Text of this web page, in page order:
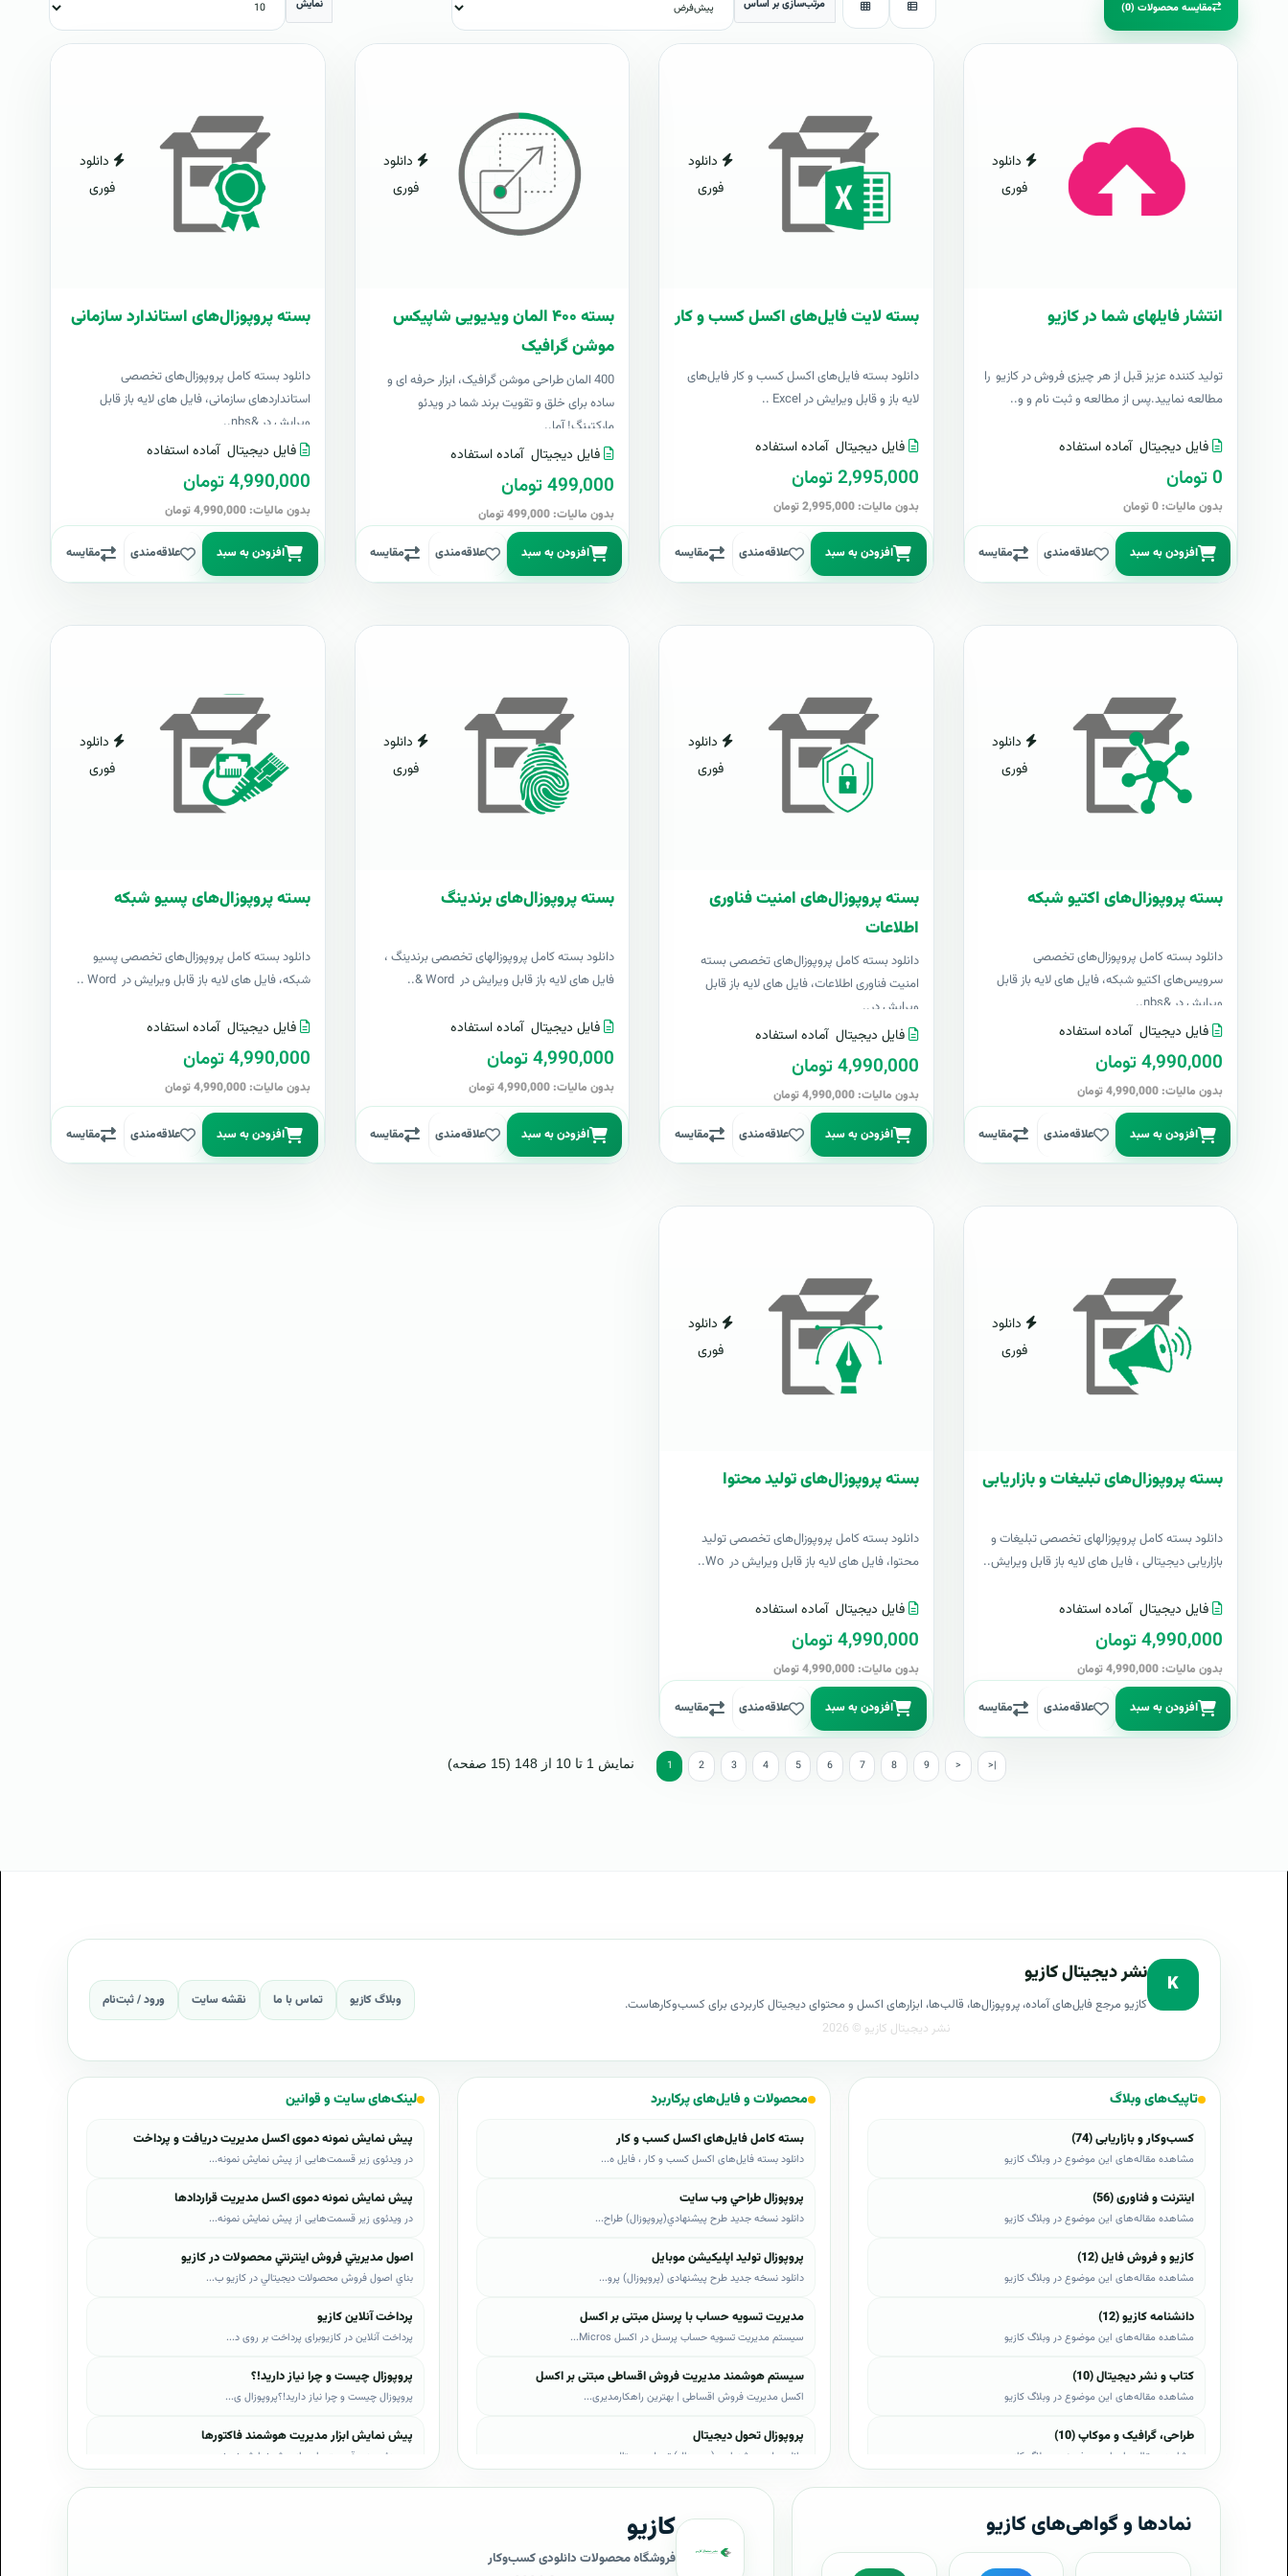
مقایسه محصولات (0) مرتب‌سازی بر اساس نمایش
دانلود
فوری
انتشار فایلهای شما در کازیو
توليد کننده عزيز قبل از هر چیزی فروش در کازیو را
مطالعه نمایید.پس از مطالعه و ثبت نام و و..
فایل دیجیتال آماده استفاده
0 تومان
بدون مالیات: 0 تومان
افزودن به سبد علاقه‌مندی مقایسه
دانلود
فوری
بسته لایت فایل‌های اکسل کسب و کار
دانلود بسته فایل‌های اکسل کسب و کار فایل‌های
لایه باز و قابل ویرایش در Excel ..
فایل دیجیتال آماده استفاده
2,995,000 تومان
بدون مالیات: 2,995,000 تومان
افزودن به سبد علاقه‌مندی مقایسه
دانلود
فوری
بسته ۴۰۰ المان ویدیویی شاپیکس
موشن گرافیک
400 المان طراحی موشن گرافیک، ابزار حرفه ای و
ساده برای خلق و تقویت برند شما در ویدئو
مارکتینگ! آما..
فایل دیجیتال آماده استفاده
499,000 تومان
بدون مالیات: 499,000 تومان
افزودن به سبد علاقه‌مندی مقایسه
دانلود
فوری
بسته پروپوزال‌های استاندارد سازمانی
دانلود بسته کامل پروپوزال‌های تخصصی
استانداردهای سازمانی، فایل های لایه باز قابل
ویرایش در &nbs..
فایل دیجیتال آماده استفاده
4,990,000 تومان
بدون مالیات: 4,990,000 تومان
افزودن به سبد علاقه‌مندی مقایسه
دانلود
فوری
بسته پروپوزال‌های اکتیو شبکه
دانلود بسته کامل پروپوزال‌های تخصصی
سرویس‌های اکتیو شبکه، فایل های لایه باز قابل
ویرایش در &nbs..
فایل دیجیتال آماده استفاده
4,990,000 تومان
بدون مالیات: 4,990,000 تومان
افزودن به سبد علاقه‌مندی مقایسه
دانلود
فوری
بسته پروپوزال‌های امنیت فناوری
اطلاعات
دانلود بسته کامل پروپوزال‌های تخصصی بسته
امنیت فناوری اطلاعات، فایل های لایه باز قابل
ویرایش در..
فایل دیجیتال آماده استفاده
4,990,000 تومان
بدون مالیات: 4,990,000 تومان
افزودن به سبد علاقه‌مندی مقایسه
دانلود
فوری
بسته پروپوزال‌های برندینگ
دانلود بسته کامل پروپوزالهای تخصصی برندینگ ،
فایل های لایه باز قابل ویرایش در Word &..
فایل دیجیتال آماده استفاده
4,990,000 تومان
بدون مالیات: 4,990,000 تومان
افزودن به سبد علاقه‌مندی مقایسه
دانلود
فوری
بسته پروپوزال‌های پسیو شبکه
دانلود بسته کامل پروپوزال‌های تخصصی پسیو
شبکه، فایل های لایه باز قابل ویرایش در Word ..
فایل دیجیتال آماده استفاده
4,990,000 تومان
بدون مالیات: 4,990,000 تومان
افزودن به سبد علاقه‌مندی مقایسه
دانلود
فوری
بسته پروپوزال‌های تبلیغات و بازاریابی
دانلود بسته کامل پروپوزالهای تخصصی تبلیغات و
بازاریابی دیجیتالی ، فایل های لایه باز قابل ویرایش..
فایل دیجیتال آماده استفاده
4,990,000 تومان
بدون مالیات: 4,990,000 تومان
افزودن به سبد علاقه‌مندی مقایسه
دانلود
فوری
بسته پروپوزال‌های تولید محتوا
دانلود بسته کامل پروپوزال‌های تخصصی تولید
محتوا، فایل های لایه باز قابل ویرایش در Wo..
فایل دیجیتال آماده استفاده
4,990,000 تومان
بدون مالیات: 4,990,000 تومان
افزودن به سبد علاقه‌مندی مقایسه
1 2 3 4 5 6 7 8 9 > >| نمایش 1 تا 10 از 148 (15 صفحه)
K نشر دیجیتال کازیو
کازیو مرجع فایل‌های آماده، پروپوزال‌ها، قالب‌ها، ابزارهای اکسل و محتوای دیجیتال کاربردی برای کسب‌وکارهاست. وبلاگ کازیو تماس با ما نقشه سایت ورود / ثبت‌نام
تاپیک‌های وبلاگ
کسب‌وکار و بازاریابی (74)
مشاهده مقاله‌های این موضوع در وبلاگ کازیو
اینترنت و فناوری (56)
مشاهده مقاله‌های این موضوع در وبلاگ کازیو
کازیو و فروش فایل (12)
مشاهده مقاله‌های این موضوع در وبلاگ کازیو
دانشنامه کازیو (12)
مشاهده مقاله‌های این موضوع در وبلاگ کازیو
کتاب و نشر دیجیتال (10)
مشاهده مقاله‌های این موضوع در وبلاگ کازیو
طراحی، گرافیک و موکاپ (10)
مشاهده مقاله‌های این موضوع در وبلاگ کازیو
مشاهده مقاله‌های این موضوع در وبلاگ کازیو
موبایل و اندروید (6)
محصولات و فایل‌های پرکاربرد
بسته کامل فایل‌های اکسل کسب و کار
دانلود بسته فایل‌های اکسل کسب و کار ، فایل ه...
پروپوزال طراحي وب سايت
دانلود نسخه جدید طرح پيشنهادي(پروپوزال) طراح...
پروپوزال تولید اپلیکیشن موبایل
دانلود نسخه جدید طرح پیشنهادی (پروپوزال) پرو...
مدیریت تسویه حساب با پرسنل مبتنی بر اکسل
سیستم مدیریت تسویه حساب پرسنل در اکسل Micros...
سیستم هوشمند مدیریت فروش اقساطی مبتنی بر اکسل
اکسل مدیریت فروش اقساطی | بهترین راهکارمدیری...
پروپوزال تحول دیجیتال
دانلود طرح پیشنهادی (پروپوزال) تحول دیجیتال،...
پروپوزال AI
دانلود طرح پيشنهادي(پروپوزال) هوش مصنوعی (AI...
پروپوزال بیزاجی
لینک‌های سایت و قوانین
پیش نمایش نمونه دموی اکسل مدیریت دریافت و پرداخت
در ویدئوی زیر قسمت‌هایی از پیش نمایش نمونه...
پیش نمایش نمونه دموی اکسل مدیریت قراردادها
در ویدئوی زیر قسمت‌هایی از پیش نمایش نمونه...
اصول مديريتي فروش اينترنتي محصولات در کازيو
بناي اصول فروش محصولات ديجيتالي در کازيو ب...
پرداخت آنلاین کازیو
پرداخت آنلاین در کازیوبرای پرداخت بر روی د...
پروپوزال چیست و چرا نیاز دارید!؟
پروپوزال چیست و چرا نیاز دارید!؟پروپوزال ی...
پیش نمایش ابزار مدیریت هوشمند فاکتورها
در ویدئوی زیر قسمت‌هایی از پیش نمایش نمونه...
نمادها و گواهی‌های کازیو کازیو
فروشگاه محصولات دانلودی کسب‌وکار